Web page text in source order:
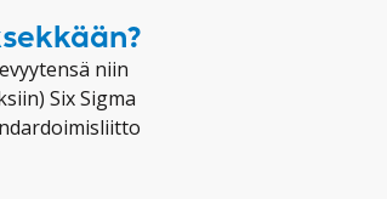
niin
Six Sigma